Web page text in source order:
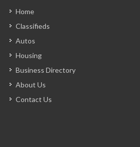
Home
Classifieds
Autos
Housing
Business Directory
About Us
Contact Us